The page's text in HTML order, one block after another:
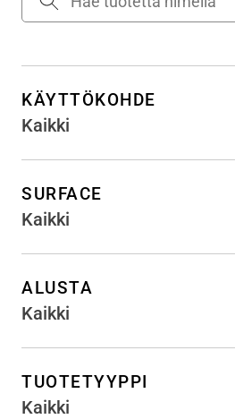
KÄYTTÖKOHDE
Kaikki
SURFACE
Kaikki
ALUSTA
Kaikki
TUOTETYYPPI
Kaikki